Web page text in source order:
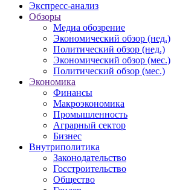
Экспресс-анализ
Обзоры
Медиа обозрение
Экономический обзор (нед.)
Политический обзор (нед.)
Экономический обзор (мес.)
Политический обзор (мес.)
Экономика
Финансы
Макроэкономика
Промышленность
Аграрный сектор
Бизнес
Внутриполитика
Законодательство
Госстроительство
Общество